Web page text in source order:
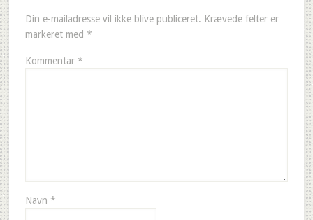
Din e-mailadresse vil ikke blive publiceret. Krævede felter er
markeret med *
Kommentar *
Navn *